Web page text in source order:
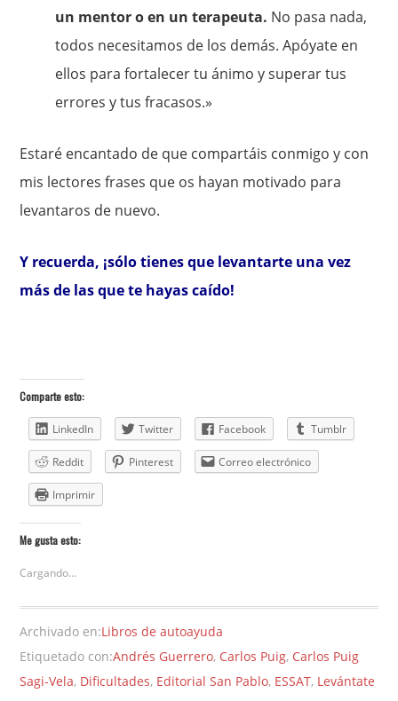
un mentor o en un terapeuta. No pasa nada,
todos necesitamos de los demás. Apóyate en
ellos para fortalecer tu ánimo y superar tus
errores y tus fracasos.»
Estaré encantado de que compartáis conmigo y con
mis lectores frases que os hayan motivado para
levantaros de nuevo.
Y recuerda, ¡sólo tienes que levantarte una vez
más de las que te hayas caído!
Comparte esto:
LinkedIn Twitter Facebook Tumblr
Reddit Pinterest Correo electrónico
Imprimir
Me gusta esto:
Cargando...
Archivado en:Libros de autoayuda
Etiquetado con:Andrés Guerrero, Carlos Puig, Carlos Puig
Sagi-Vela, Dificultades, Editorial San Pablo, ESSAT, Levántate